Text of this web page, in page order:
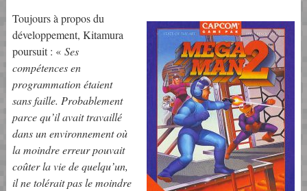
Toujours à propos du
développement, Kitamura
poursuit : « Ses
compétences en
programmation étaient
sans faille. Probablement
parce qu’il avait travaillé
dans un environnement où
la moindre erreur pouvait
coûter la vie de quelqu’un,
il ne tolérait pas le moindre